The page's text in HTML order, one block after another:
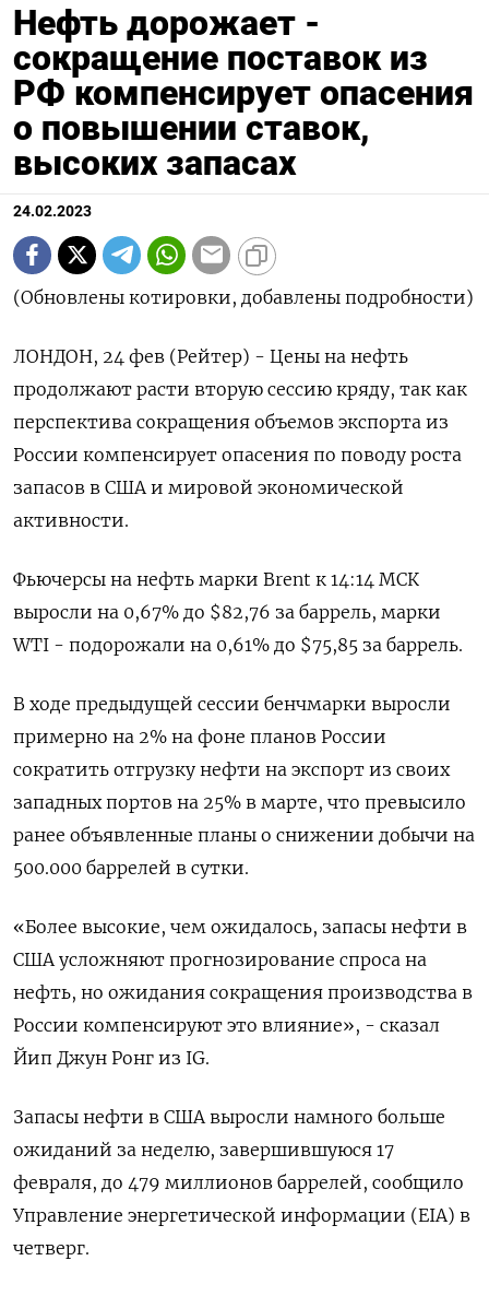
Нефть дорожает -
сокращение поставок из
РФ компенсирует опасения
о повышении ставок,
высоких запасах
24.02.2023
(Обновлены котировки, добавлены подробности)
ЛОНДОН, 24 фев (Рейтер) - Цены на нефть
продолжают расти вторую сессию кряду, так как
перспектива сокращения объемов экспорта из
России компенсирует опасения по поводу роста
запасов в США и мировой экономической
активности.
Фьючерсы на нефть марки Brent к 14:14 МСК
выросли на 0,67% до $82,76 за баррель, марки
WTI - подорожали на 0,61% до $75,85 за баррель.
В ходе предыдущей сессии бенчмарки выросли
примерно на 2% на фоне планов России
сократить отгрузку нефти на экспорт из своих
западных портов на 25% в марте, что превысило
ранее объявленные планы о снижении добычи на
500.000 баррелей в сутки.
«Более высокие, чем ожидалось, запасы нефти в
США усложняют прогнозирование спроса на
нефть, но ожидания сокращения производства в
России компенсируют это влияние», - сказал
Йип Джун Ронг из IG.
Запасы нефти в США выросли намного больше
ожиданий за неделю, завершившуюся 17
февраля, до 479 миллионов баррелей, сообщило
Управление энергетической информации (EIA) в
четверг.